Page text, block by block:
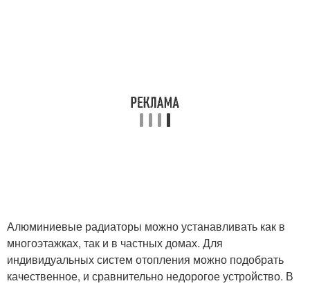
Алюминиевые радиаторы можно устанавливать как в
многоэтажках, так и в частных домах. Для
индивидуальных систем отопления можно подобрать
качественное, и сравнительно недорогое устройство. В